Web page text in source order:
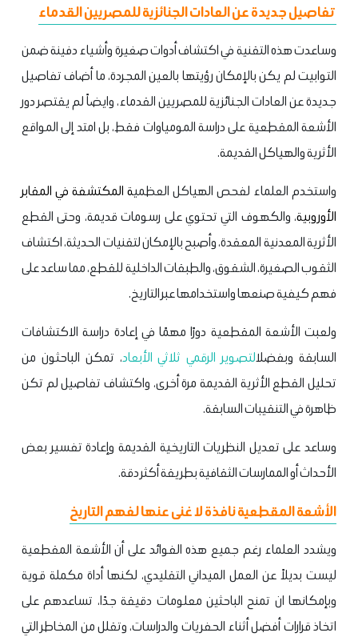
تفاصيل جديدة عن العادات الجنائزية للمصريين القدماء
وساعدت هذه التقنية في اكتشاف أدوات صغيرة وأشياء دفينة ضمن
التوابيت لم يكن بالإمكان رؤيتها بالعين المجردة، ما أضاف تفاصيل
جديدة عن العادات الجنائزية للمصريين القدماء، وايضاً لم يقتصر دور
الأشعة المقطعية على دراسة المومياوات فقط، بل امتد إلى المواقع
الأثرية والهياكل القديمة.
واستخدم العلماء لفحص الهياكل العظمية المكتشفة في المقابر
الأوروبية، والكهوف التي تحتوي على رسومات قديمة، وحتى القطع
الأثرية المعدنية المعقدة، وأصبح بالإمكان لتقنيات الحديثة، اكتشاف
الثقوب الصغيرة، الشقوق، والطبقات الداخلية للقطع، مما ساعد على
فهم كيفية صنعها واستخدامها عبر التاريخ.
ولعبت الأشعة المقطعية دورًا مهمًا في إعادة دراسة الاكتشافات
السابقة وبفضلالتصوير الرقمي ثلاثي الأبعاد، تمكن الباحثون من
تحليل القطع الأثرية القديمة مرة أخرى، واكتشاف تفاصيل لم تكن
ظاهرة في التنقيبات السابقة.
وساعد على تعديل النظريات التاريخية القديمة وإعادة تفسير بعض
الأحداث أو الممارسات الثقافية بطريقة أكثر دقة.
الأشعة المقطعية نافذة لا غنى عنها لفهم التاريخ
ويشدد العلماء رغم جميع هذه الفوائد على أن الأشعة المقطعية
ليست بديلاً عن العمل الميداني التقليدي، لكنها أداة مكملة قوية
وبإمكانها ان تمنح الباحثين معلومات دقيقة جدًا، تساعدهم على
اتخاذ قرارات أفضل أثناء الحفريات والدراسات، وتقلل من المخاطر التي